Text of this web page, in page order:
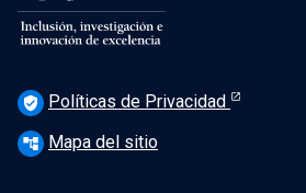
verified_user Políticas de Privacidad
account_tree Mapa del sitio